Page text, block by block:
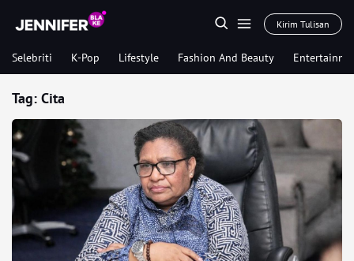
Kirim Tulisan
Selebriti K-Pop Lifestyle Fashion And Beauty
Tag: Cita